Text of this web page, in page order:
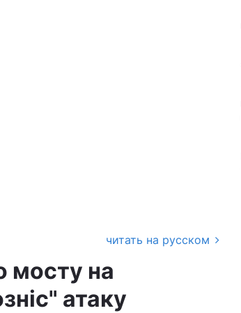
читать на русском
мосту на
атаку